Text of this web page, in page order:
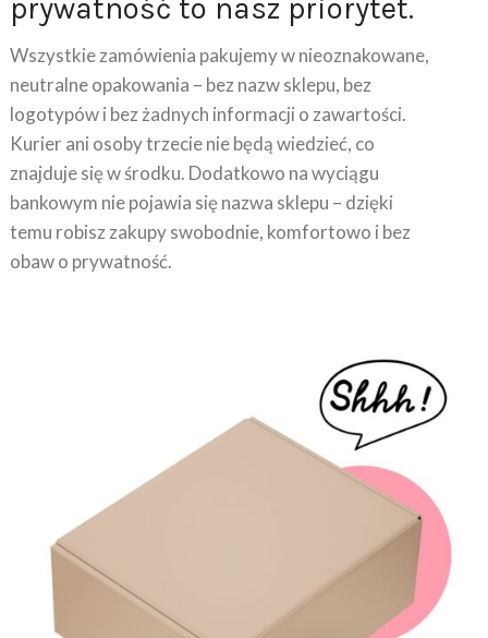
Wszystkie zamówienia pakujemy w nieoznakowane,
neutralne opakowania – bez nazw sklepu, bez
logotypów i bez żadnych informacji o zawartości.
Kurier ani osoby trzecie nie będą wiedzieć, co
znajduje się w środku. Dodatkowo na wyciągu
bankowym nie pojawia się nazwa sklepu – dzięki
temu robisz zakupy swobodnie, komfortowo i bez
obaw o prywatność.